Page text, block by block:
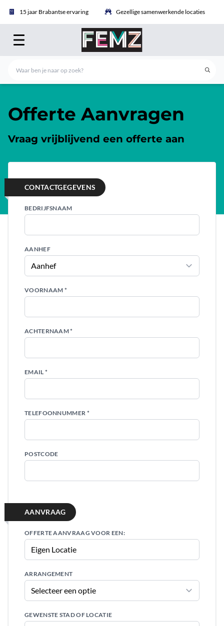
15 jaar Brabantse ervaring Gezellige samenwerkende locaties
Offerte Aanvragen
Vraag vrijblijvend een offerte aan
CONTACTGEGEVENS
BEDRIJFSNAAM
AANHEF
VOORNAAM *
ACHTERNAAM *
EMAIL *
TELEFOONNUMMER *
POSTCODE
AANVRAAG
OFFERTE AANVRAAG VOOR EEN:
ARRANGEMENT
GEWENSTE STAD OF LOCATIE